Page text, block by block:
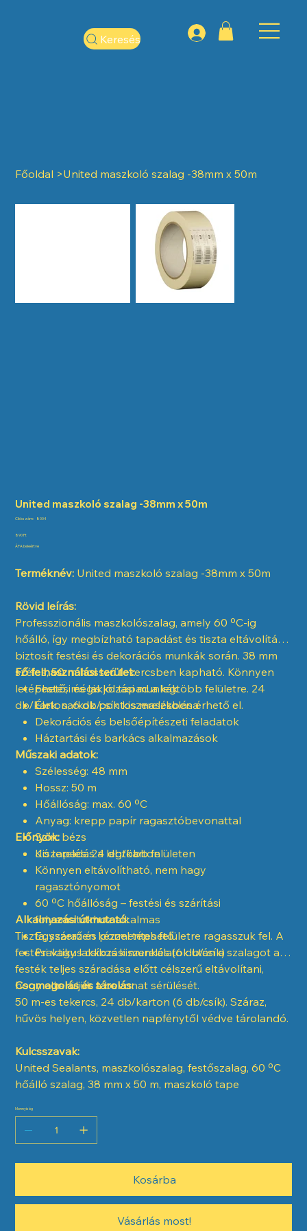
Keresés
Főoldal >United maszkoló szalag -38mm x 50m
United maszkoló szalag -38mm x 50m
Cikkszám:
Cikkszám:
8004
Ár
890 Ft
ÁFA beleértve
Terméknév: United maszkoló szalag -38mm x 50m
Rövid leírás:
Professzionális maszkolószalag, amely 60 ºC-ig
hőálló, így megbízható tapadást és tiszta eltávolítást
biztosít festési és dekorációs munkák során. 38 mm
széles, 50 m hosszú tekercsben kapható. Könnyen
letéphető, mégis jól tapad a legtöbb felületre. 24
db/karton, 6 db/csík kiszerelésben érhető el.
Fő felhasználási terület:
Festési és lakkozási munkák
Élek, sarkok pontos maszkolása
Dekorációs és belsőépítészeti feladatok
Háztartási és barkács alkalmazások
Műszaki adatok:
Szélesség: 48 mm
Hossz: 50 m
Hőállóság: max. 60 ºC
Anyag: krepp papír ragasztóbevonattal
Szín: bézs
Kiszerelés: 24 db/karton
Előnyök:
Jó tapadás a legtöbb felületen
Könnyen eltávolítható, nem hagy
ragasztónyomot
60 ºC hőállóság – festési és szárítási
folyamatokhoz alkalmas
Egyszerűen kézzel téphető
Praktikus csíkos kiszerelés (6 db/csík)
Alkalmazási útmutató:
Tiszta, száraz és pormentes felületre ragasszuk fel. A
festési vagy lakkozási munkálatok után a szalagot a
festék teljes száradása előtt célszerű eltávolítani,
hogy elkerüljük a bevonat sérülését.
Csomagolás és tárolás:
50 m-es tekercs, 24 db/karton (6 db/csík). Száraz,
hűvös helyen, közvetlen napfénytől védve tárolandó.
Kulcsszavak:
United Sealants, maszkolószalag, festőszalag, 60 ºC
hőálló szalag, 38 mm x 50 m, maszkoló tape
Mennyiség
Kosárba
Vásárlás most!